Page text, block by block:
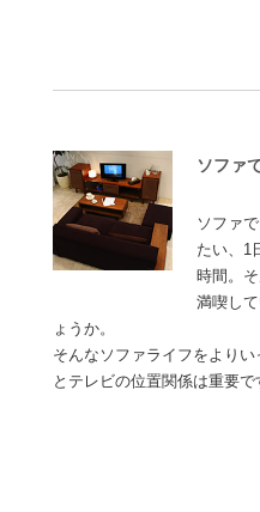
ソファ
ソファ
たい、1
時間。
満喫し
ょうか。
そんなソファライフをより
とテレビの位置関係は重要